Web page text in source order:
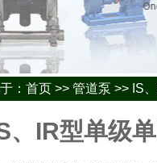
： 首页 >> 管道泵 >> IS
、IR型单级